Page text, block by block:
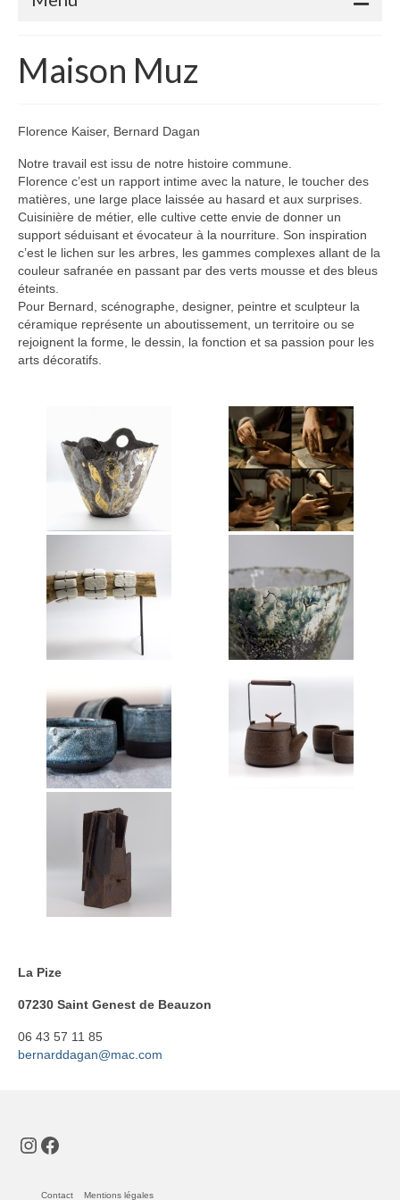
Adhérents
Atelier de la Volane
Elisabeth Bourget
Miryan Hernandez
Maaike Klein
Gwladys Lopez
Annie Mayan
Quas’art ceramic
Danièle Raya-Moreno
Anne-Lise Roussy
Arts plastiques
Isabelle Tahon
Stéphanie van Poppel
Verre
Georges et Monique Stahl
Bois
Catherine Gey
Maleaume Hirsch
Daniel Pelegrin
David Ranchin
Maison Muz
Florence Kaiser, Bernard Dagan
Notre travail est issu de notre histoire commune.
Florence c’est un rapport intime avec la nature, le toucher des
matières, une large place laissée au hasard et aux surprises.
Cuisinière de métier, elle cultive cette envie de donner un
support séduisant et évocateur à la nourriture. Son inspiration
c’est le lichen sur les arbres, les gammes complexes allant de la
couleur safranée en passant par des verts mousse et des bleus
éteints.
Pour Bernard, scénographe, designer, peintre et sculpteur la
céramique représente un aboutissement, un territoire ou se
rejoignent la forme, le dessin, la fonction et sa passion pour les
arts décoratifs.
La Pize
07230 Saint Genest de Beauzon
06 43 57 11 85
bernarddagan@mac.com
Instagram
Facebook
Contact Mentions légales